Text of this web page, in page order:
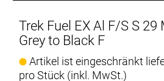
- Das interne Staufach im
deinem Werkzeug auch (fast)
den Trail auf.
- Der FOX Performance-
geschmeidigen Hinterbau und
Trek Fuel EX Al F/S S
Grey to Black F
Artikel ist eingeschränkt
pro Stück (inkl. MwSt.)